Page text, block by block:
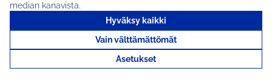
median kanavista.
Hyväksy kaikki
Vain välttämättömät
Asetukset
Rajaa tulokset aihepiirin mukaan: Koko Tuusula
Koko Tuusula Rajaa tulokset teeman mukaan: Hyvinvointi ja
Hyvinvointi ja yhteisöllisyys